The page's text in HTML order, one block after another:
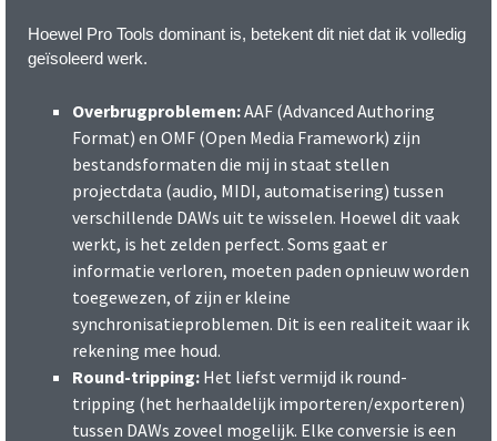
Hoewel Pro Tools dominant is, betekent dit niet dat ik volledig
geïsoleerd werk.
Overbrugproblemen:AAF (Advanced Authoring
Format) en OMF (Open Media Framework) zijn
bestandsformaten die mij in staat stellen
projectdata (audio, MIDI, automatisering) tussen
verschillende DAWs uit te wisselen. Hoewel dit vaak
werkt, is het zelden perfect. Soms gaat er
informatie verloren, moeten paden opnieuw worden
toegewezen, of zijn er kleine
synchronisatieproblemen. Dit is een realiteit waar ik
rekening mee houd.
Round-tripping: Het liefst vermijd ik round-
tripping (het herhaaldelijk importeren/exporteren)
tussen DAWs zoveel mogelijk. Elke conversie is een